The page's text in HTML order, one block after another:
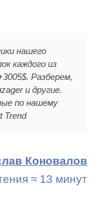
нашего
каждого из
Разберем,
и другие.
по нашему
Trend
Коновалов
≈ 13 минут